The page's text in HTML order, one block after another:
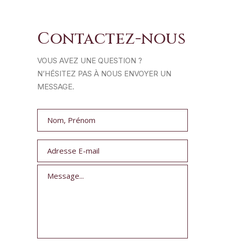
Contactez-nous
VOUS AVEZ UNE QUESTION ?
N’HÉSITEZ PAS À NOUS ENVOYER UN
MESSAGE.